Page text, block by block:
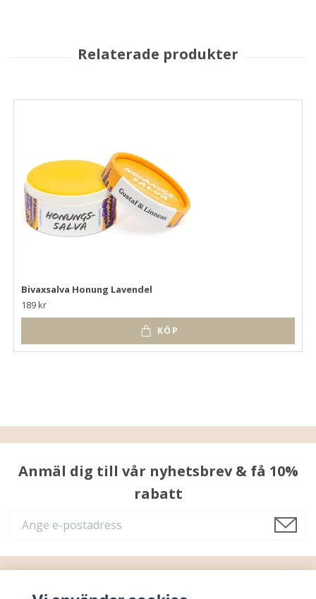
Bivaxsalva Honung Lavendel
189 kr
KÖP
Anmäl dig till vår nyhetsbrev & få 10%
rabatt
Läs mer